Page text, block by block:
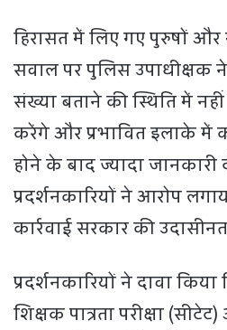
हिरासत में लिए गए पुरुषों
सवाल पर पुलिस उपाधीक्षक
संख्या बताने की स्थिति में
करेंगे और प्रभावित इलाके में
होने के बाद ज्यादा जानकारी
प्रदर्शनकारियों ने आरोप
कार्रवाई सरकार की
प्रदर्शनकारियों ने दावा किया
शिक्षक पात्रता परीक्षा